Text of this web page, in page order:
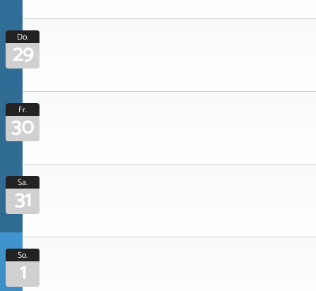
Do.
29
Fr.
30
Sa.
31
So.
1